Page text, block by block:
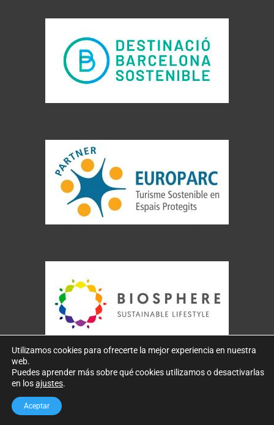
Copyright 2026 – SaphiraDive.com designed byIKON
Utilizamos cookies para ofrecerte la mejor experiencia en nuestra
web.
Puedes aprender más sobre qué cookies utilizamos o desactivarlas
en losajustes.
Aceptar